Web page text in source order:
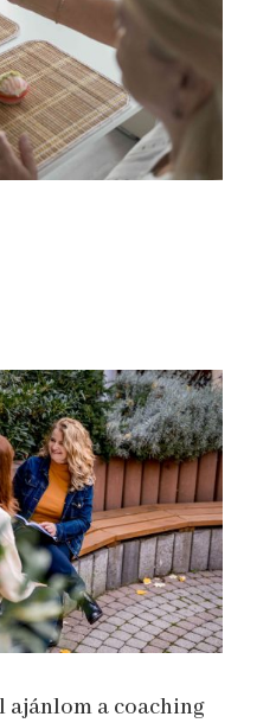
a coaching